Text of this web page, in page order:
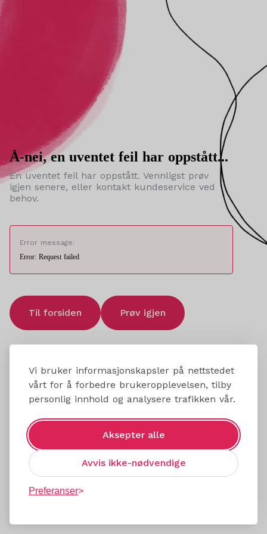
Vi bruker informasjonskapsler på nettstedet
vårt for å forbedre brukeropplevelsen, tilby
personlig innhold og analysere trafikken vår.
Aksepter alle
Avvis ikke-nødvendige
Preferanser
Å-nei, en uventet feil har oppstått...
En uventet feil har oppstått. Vennligst prøv
igjen senere, eller kontakt kundeservice ved
behov.
Error message:
Error: Request failed
Til forsiden Prøv igjen